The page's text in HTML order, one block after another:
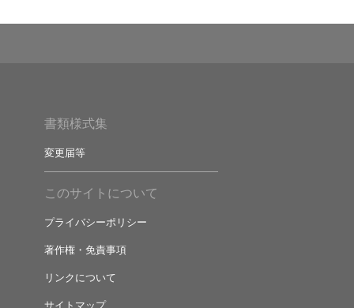
書類様式集
変更届等
このサイトについて
プライバシーポリシー
著作権・免責事項
リンクについて
サイトマップ